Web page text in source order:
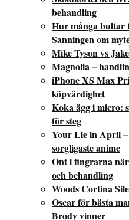
behandling
Hur många bultar
Sanningen om
Mike Tyson vs
Magnolia –
iPhone XS Max
köpvärdighet
Koka ägg i micro:
för steg
Your Lie in April –
sorgligaste anime
Ont i fingrarna
och behandling
Woods Cortina
Oscar för bästa
Brody vinner